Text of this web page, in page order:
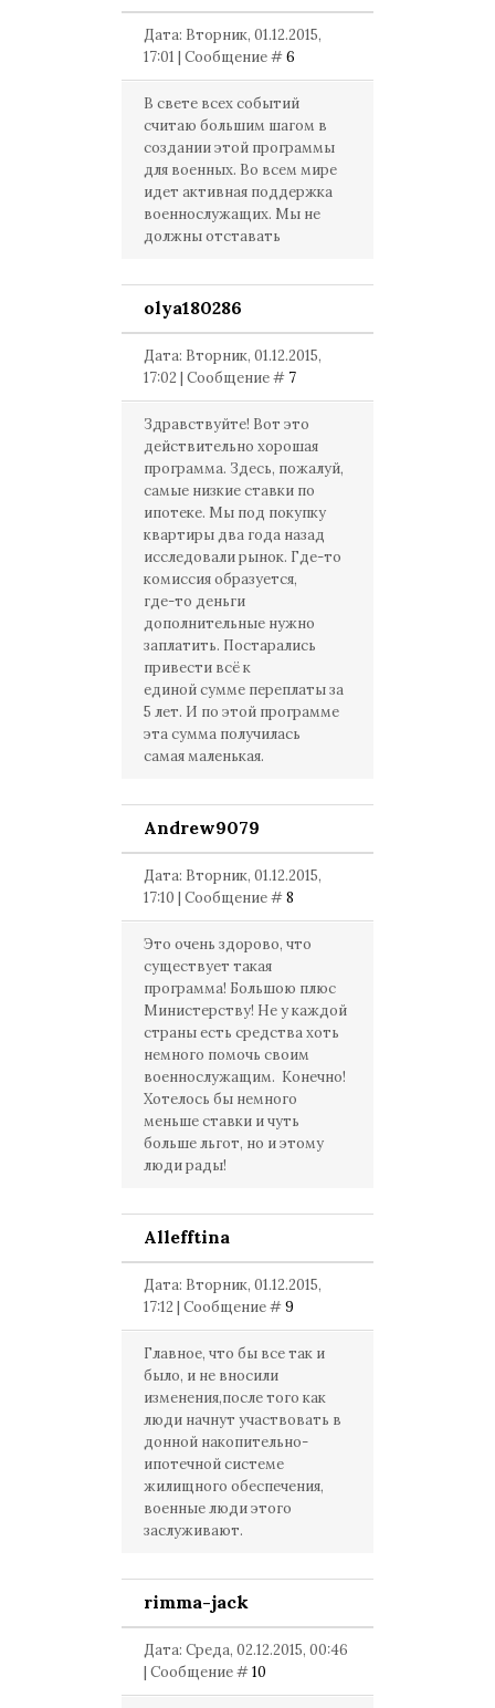
Дата: Вторник, 01.12.2015,
17:01 | Сообщение #6
В свете всех событий
считаю большим шагом в
создании этой программы
для военных. Во всем мире
идет активная поддержка
военнослужащих. Мы не
должны отставать
olya180286
Дата: Вторник, 01.12.2015,
17:02 | Сообщение # 7
Здравствуйте! Вот это
действительно хорошая
программа. Здесь, пожалуй,
самые низкие ставки по
ипотеке. Мы под покупку
квартиры два года назад
исследовали рынок. Где-то
комиссия образуется,
где-то деньги
дополнительные нужно
заплатить. Постарались
привести всё к
единой сумме переплаты за
5 лет. И по этой программе
эта сумма получилась
самая маленькая.
Andrew9079
Дата: Вторник, 01.12.2015,
17:10 | Сообщение #8
Это очень здорово, что
существует такая
программа! Большою плюс
Министерству! Не у каждой
страны есть средства хоть
немного помочь своим
военнослужащим. Конечно!
Хотелось бы немного
меньше ставки и чуть
больше льгот, но и этому
люди рады!
Allefftina
Дата: Вторник, 01.12.2015,
17:12 | Сообщение #9
Главное, что бы все так и
было, и не вносили
изменения,после того как
люди начнут участвовать в
донной накопительно-
ипотечной системе
жилищного обеспечения,
военные люди этого
заслуживают.
rimma-jack
Дата: Среда, 02.12.2015, 00:46
| Сообщение #10